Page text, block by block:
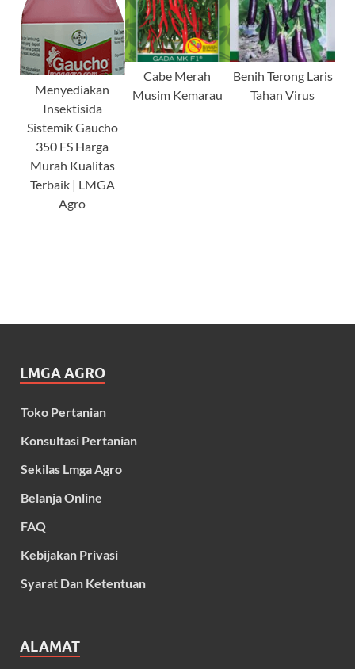
Menyediakan
Insektisida
Sistemik Gaucho
350 FS Harga
Murah Kualitas
Terbaik | LMGA
Agro
Cabe Merah
Musim Kemarau
Benih Terong Laris
Tahan Virus
LMGA AGRO
Toko Pertanian
Konsultasi Pertanian
Sekilas Lmga Agro
Belanja Online
FAQ
Kebijakan Privasi
Syarat Dan Ketentuan
ALAMAT